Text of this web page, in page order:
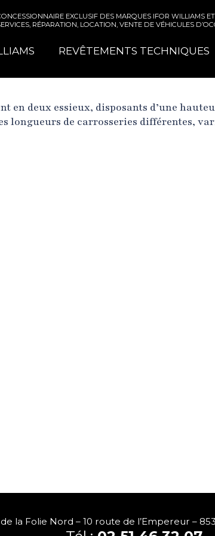
EXCLUSIF DES MARQUES IFOR WILLIAMS ET
RÉPARATION, LOCATION, VENTE DE VÉHICULES
REVÊTEMENTS TECHNIQUES
en deux essieux, disposants d’une
longueurs de carrosseries différentes,
la Folie Nord – 10 route de l’Empereur –